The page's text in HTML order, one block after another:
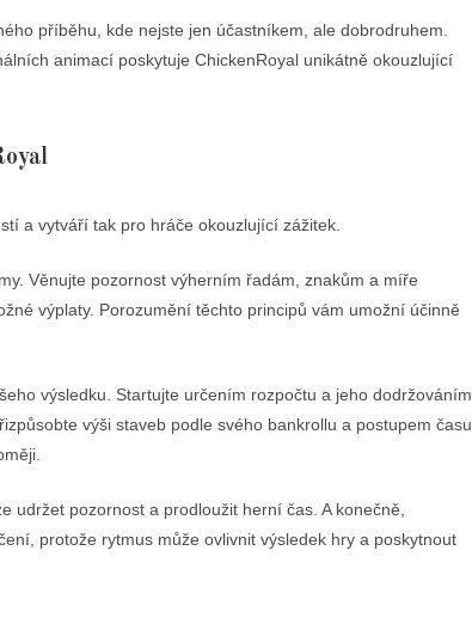
příběhu, kde nejste jen účastníkem, ale dobrodruhem.
animací poskytuje ChickenRoyal unikátně okouzlující
a vytváří tak pro hráče okouzlující zážitek.
Věnujte pozornost výherním řadám, znakům a míře
výplaty. Porozumění těchto principů vám umožní účinně
výsledku. Startujte určením rozpočtu a jeho dodržováním,
výši staveb podle svého bankrollu a postupem času
udržet pozornost a prodloužit herní čas. A konečně,
protože rytmus může ovlivnit výsledek hry a poskytnout